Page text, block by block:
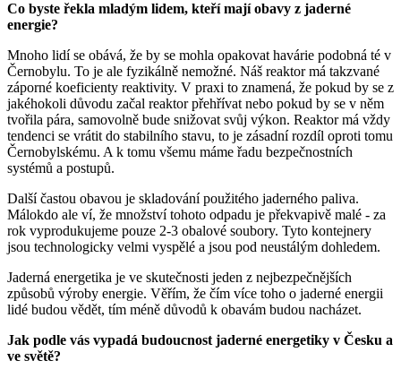
Co byste řekla mladým lidem, kteří mají obavy z jaderné
energie?
Mnoho lidí se obává, že by se mohla opakovat havárie podobná té v
Černobylu. To je ale fyzikálně nemožné. Náš reaktor má takzvané
záporné koeficienty reaktivity. V praxi to znamená, že pokud by se z
jakéhokoli důvodu začal reaktor přehřívat nebo pokud by se v něm
tvořila pára, samovolně bude snižovat svůj výkon. Reaktor má vždy
tendenci se vrátit do stabilního stavu, to je zásadní rozdíl oproti tomu
Černobylskému. A k tomu všemu máme řadu bezpečnostních
systémů a postupů.
Další častou obavou je skladování použitého jaderného paliva.
Málokdo ale ví, že množství tohoto odpadu je překvapivě malé - za
rok vyprodukujeme pouze 2-3 obalové soubory. Tyto kontejnery
jsou technologicky velmi vyspělé a jsou pod neustálým dohledem.
Jaderná energetika je ve skutečnosti jeden z nejbezpečnějších
způsobů výroby energie. Věřím, že čím více toho o jaderné energii
lidé budou vědět, tím méně důvodů k obavám budou nacházet.
Jak podle vás vypadá budoucnost jaderné energetiky v Česku a
ve světě?